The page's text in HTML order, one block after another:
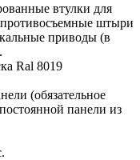
втулки для
противосъемные штыри
приводы (в
Ral 8019
(обязательное
панели из